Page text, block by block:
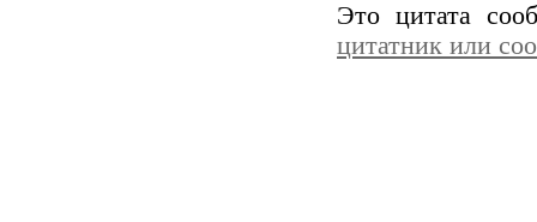
Это цитата
цитатник или